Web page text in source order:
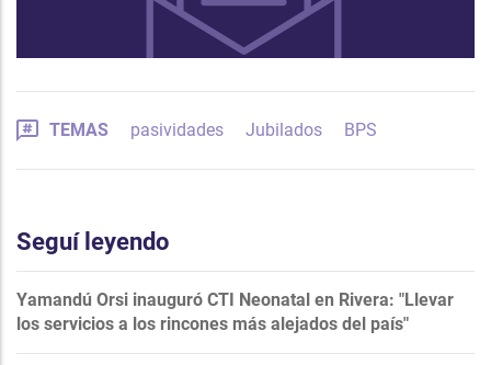
TEMAS pasividades Jubilados BPS
Seguí leyendo
Yamandú Orsi inauguró CTI Neonatal en Rivera: "Llevar
los servicios a los rincones más alejados del país"